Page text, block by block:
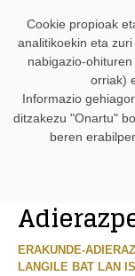
LAGUNTZAK:
zuzenean.
zuzenean.
Nagusien
agenda.
Nagusietako
ekimenak.
LAGUNTZARAKO
MENUAK:
ORRIAREN
MENU
NAGUSIA:
HONEN
BIDE-
IZENA
ORRIAREN
EDUKI
NAGUSIA
ERAKUNDE-
LANGILE BAT LAN
Cookie propioak
analitikoekin eta
nabigazio-
orriak)
Informazio
ditzakezu "Onartu"
beren